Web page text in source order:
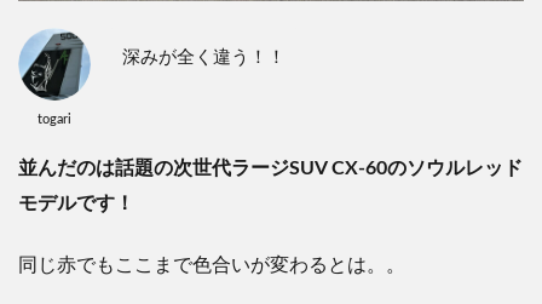
togari
深みが全く違う！！
並んだのは話題の次世代ラージSUV CX-60のソウルレッド
モデルです！
同じ赤でもここまで色合いが変わるとは。。